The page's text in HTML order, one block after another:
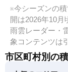
※今シーズンの
開は2026年10月
雨雲レーダー・
象コンテンツは
市区町村別の